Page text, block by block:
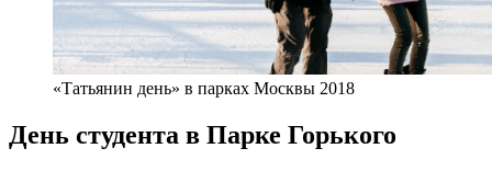
«Татьянин день» в парках Москвы 2018
День студента в Парке Горького